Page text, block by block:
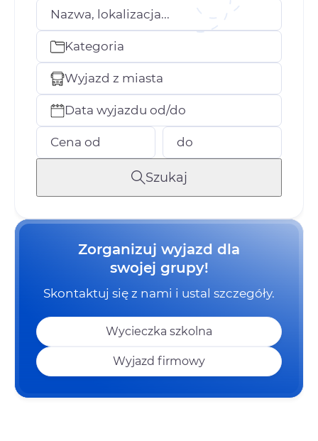
Nazwa, lokalizacja...
Kategoria
Wyjazd z miasta
Data wyjazdu od/do
Cena od do
Szukaj
Zorganizuj wyjazd dla
swojej grupy!
Skontaktuj się z nami i ustal szczegóły.
Wycieczka szkolna
Wyjazd firmowy